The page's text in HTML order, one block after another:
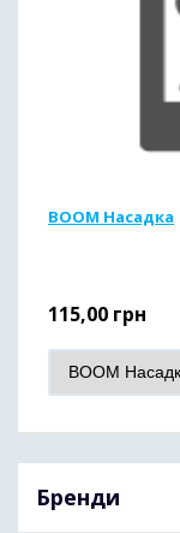
BOOM Насадка
115,00 грн
Бренди